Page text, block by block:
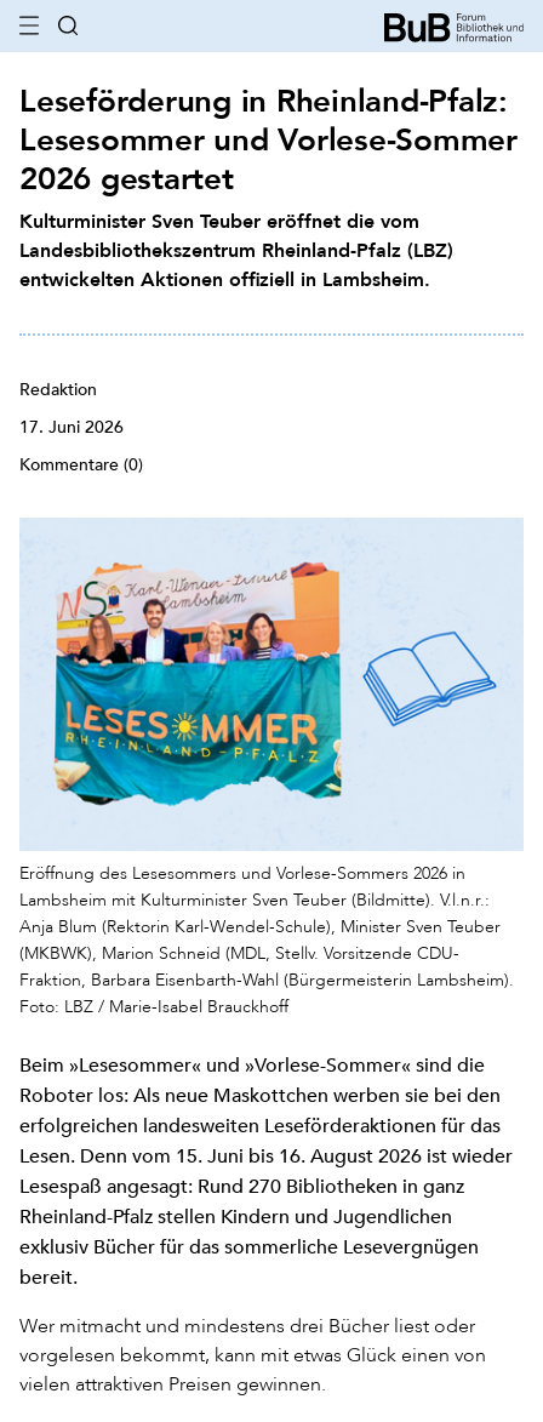
Leseförderung in Rheinland-Pfalz:
Lesesommer und Vorlese-Sommer
2026 gestartet
Kulturminister Sven Teuber eröffnet die vom
Landesbibliothekszentrum Rheinland-Pfalz (LBZ)
entwickelten Aktionen offiziell in Lambsheim.
Redaktion
17. Juni 2026
Kommentare (0)
Eröffnung des Lesesommers und Vorlese-Sommers 2026 in
Lambsheim mit Kulturminister Sven Teuber (Bildmitte). V.l.n.r.:
Anja Blum (Rektorin Karl-Wendel-Schule), Minister Sven Teuber
(MKBWK), Marion Schneid (MDL, Stellv. Vorsitzende CDU-
Fraktion, Barbara Eisenbarth-Wahl (Bürgermeisterin Lambsheim).
Foto: LBZ / Marie-Isabel Brauckhoff
Beim »Lesesommer« und »Vorlese-Sommer« sind die
Roboter los: Als neue Maskottchen werben sie bei den
erfolgreichen landesweiten Leseförderaktionen für das
Lesen. Denn vom 15. Juni bis 16. August 2026 ist wieder
Lesespaß angesagt: Rund 270 Bibliotheken in ganz
Rheinland-Pfalz stellen Kindern und Jugendlichen
exklusiv Bücher für das sommerliche Lesevergnügen
bereit.
Wer mitmacht und mindestens drei Bücher liest oder
vorgelesen bekommt, kann mit etwas Glück einen von
vielen attraktiven Preisen gewinnen.